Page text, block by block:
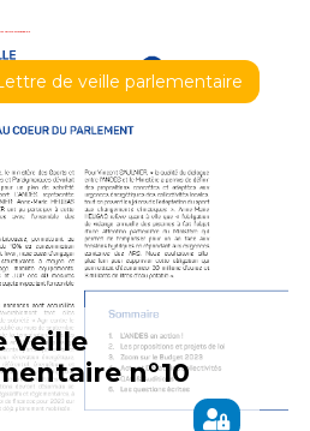
de veille parlementaire
veille
n°10